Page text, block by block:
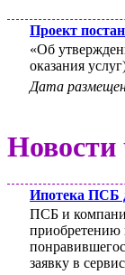
Проект
«Об
оказания
Дата
Новости
Ипотека ПСБ
ПСБ и
приобретению
заявку в